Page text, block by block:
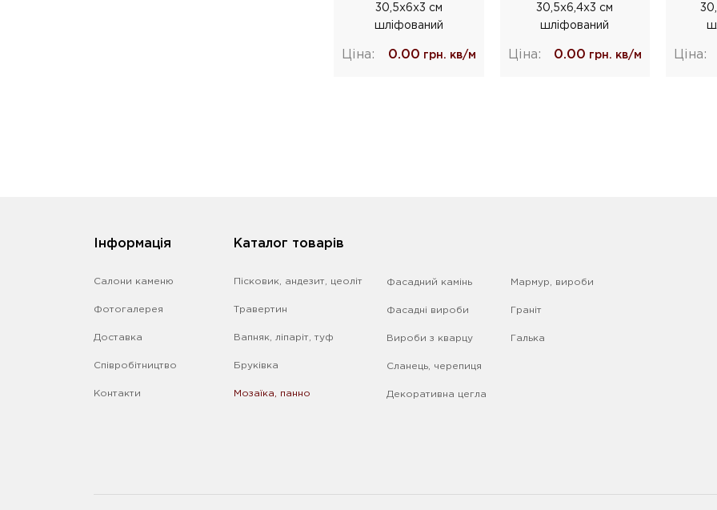
30,5x6x3 см
шліфований
Ціна: 0.00 грн. кв/м
30,5x6,4x3 см
шліфований
Ціна: 0.00 грн. кв/м Ціна:
Iнформація
Салони каменю
Фотогалерея
Доставка
Співробітництво
Контакти
Каталог товарів
Пісковик, андезит, цеоліт
Травертин
Вапняк, ліпаріт, туф
Бруківка
Мозаїка, панно
Фасадний камінь
Фасадні вироби
Вироби з кварцу
Сланець, черепиця
Декоративна цегла
Мармур, вироби
Граніт
Галька